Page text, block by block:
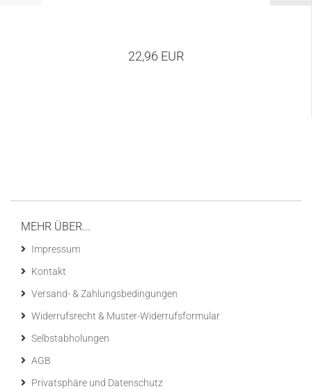
22,96 EUR
MEHR ÜBER...
Impressum
Kontakt
Versand- & Zahlungsbedingungen
Widerrufsrecht & Muster-Widerrufsformular
Selbstabholungen
AGB
Privatsphäre und Datenschutz